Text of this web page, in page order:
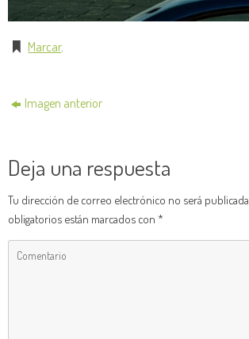
Marcar.
Imagen anterior
Deja una respuesta
Tu dirección de correo electrónico no será publicada.
obligatorios están marcados con *